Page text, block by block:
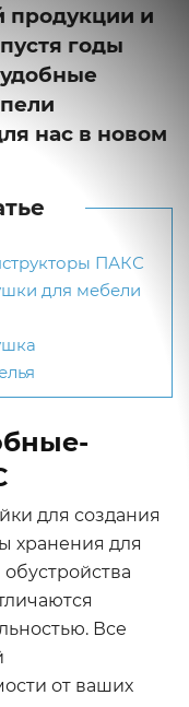
продукции и
годы
нас в новом
ПАКС
для мебели
для создания
хранения для
Все
от ваших